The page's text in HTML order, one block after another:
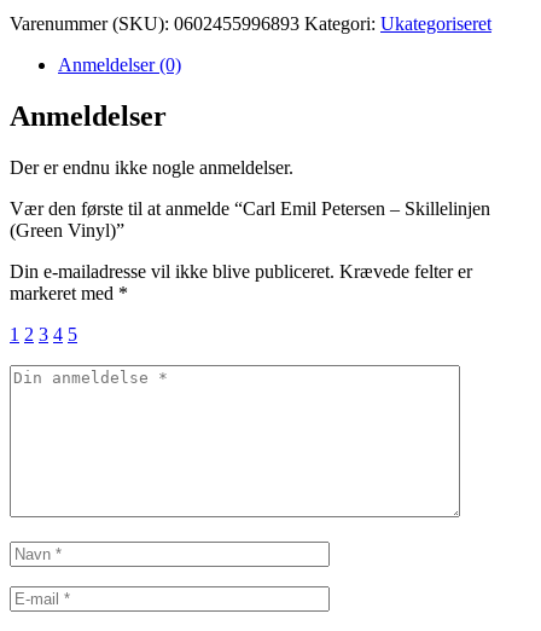
Varenummer (SKU): 0602455996893 Kategori: Ukategoriseret
Anmeldelser (0)
Anmeldelser
Der er endnu ikke nogle anmeldelser.
Vær den første til at anmelde “Carl Emil Petersen – Skillelinjen
(Green Vinyl)”
Din e-mailadresse vil ikke blive publiceret. Krævede felter er
markeret med *
1 2 3 4 5